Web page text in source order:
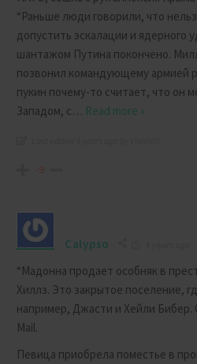
“Раньше люди говорили, что
допустить эскалации и ядерного
шантажом Путина покончено.
позвонил командующему армией
пукин почему-то считает, что он
Западом, с … Read more »
-9
Calypso
“Мадонна продает особняк в
Хиллз. Это закрытое поселение,
например, Джасти и Хейли Бибер.
Mail.
Певица приобрела поместье в